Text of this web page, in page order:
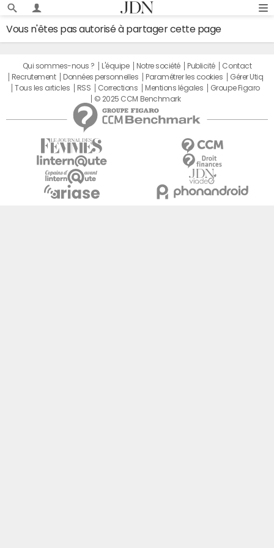
Vous n'êtes pas autorisé à partager cette page
Qui sommes-nous ? L'équipe Notre société Publicité
Contact
Recrutement
Données personnelles Paramétrer les cookies
Gérer Utiq
Tous les articles
RSS Corrections Mentions légales
Groupe Figaro
© 2025 CCM Benchmark